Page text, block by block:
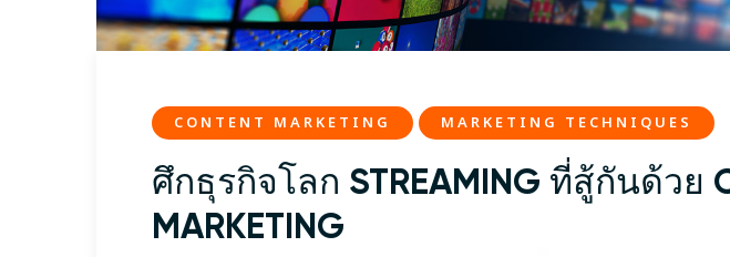
CONTENT MARKETING MARKETING TECHNIQUES
ศึกธุรกิจโลก STREAMING ที่สู้กันด้วย
MARKETING